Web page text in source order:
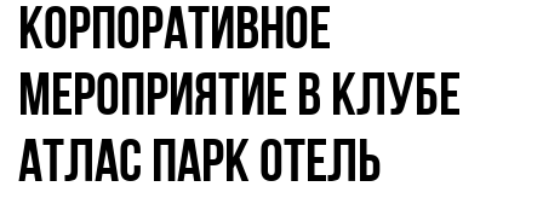
КОРПОРАТИВНОЕ
МЕРОПРИЯТИЕ В КЛУБЕ
АТЛАС ПАРК ОТЕЛЬ